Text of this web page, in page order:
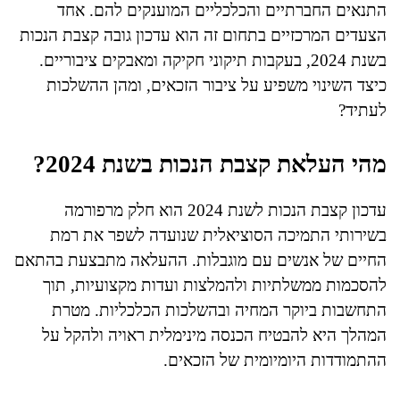
התנאים החברתיים והכלכליים המוענקים להם. אחד
הצעדים המרכזיים בתחום זה הוא עדכון גובה קצבת הנכות
בשנת 2024, בעקבות תיקוני חקיקה ומאבקים ציבוריים.
כיצד השינוי משפיע על ציבור הזכאים, ומהן ההשלכות
לעתיד?
מהי העלאת קצבת הנכות בשנת 2024?
עדכון קצבת הנכות לשנת 2024 הוא חלק מרפורמה
בשירותי התמיכה הסוציאלית שנועדה לשפר את רמת
החיים של אנשים עם מוגבלות. ההעלאה מתבצעת בהתאם
להסכמות ממשלתיות ולהמלצות ועדות מקצועיות, תוך
התחשבות ביוקר המחיה ובהשלכות הכלכליות. מטרת
המהלך היא להבטיח הכנסה מינימלית ראויה ולהקל על
ההתמודדות היומיומית של הזכאים.